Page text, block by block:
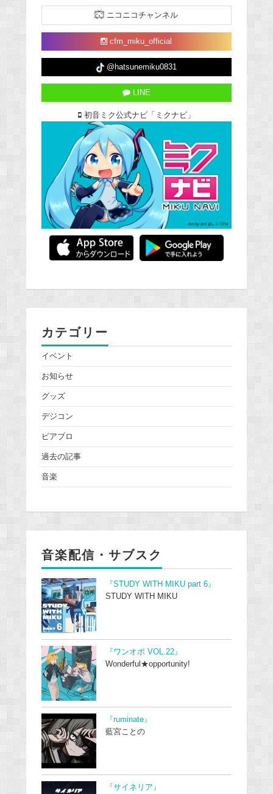
ニコニコチャンネル
cfm_miku_official
@hatsunemiku0831
LINE
初音ミク公式ナビ「ミクナビ」
カテゴリー
イベント
お知らせ
グッズ
デジコン
ピアプロ
過去の記事
音楽
音楽配信・サブスク
『STUDY WITH MIKU part 6』
STUDY WITH MIKU
『ワンオポ VOL.22』
Wonderful★opportunity!
『ruminate』
藍宮ことの
『サイネリア』